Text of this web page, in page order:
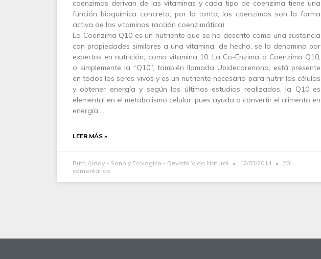
coenzimas derivan de las vitaminas y cada tipo de coenzima tiene una
función bioquímica concreta, por lo tanto, las coenzimas son la forma
activa de las vitaminas (acción coenzimática).
La Coenzima Q10 es un nutriente que se ha descrito como una sustancia
con propiedades similares a una vitamina, de hecho, se la denomina por
expertos en nutrición, como vitamina 10. La Co-Enzima o Coenzima Q10,
o simplemente la “Q10”, también llamada Ubidecarenona, está presente
en todos los seres vivos y es un nutriente necesario para nutrir las células
y obtener energía y según los últimos estudios realizados, la Q10 es
elemental en el metabolismo celular, pues ayuda a convertir el alimento en
energía.…
LEER MÁS »
Ruth Alday - Sano y Ecológico - Revista Vida Natural 12/03/2014
20
comentarios